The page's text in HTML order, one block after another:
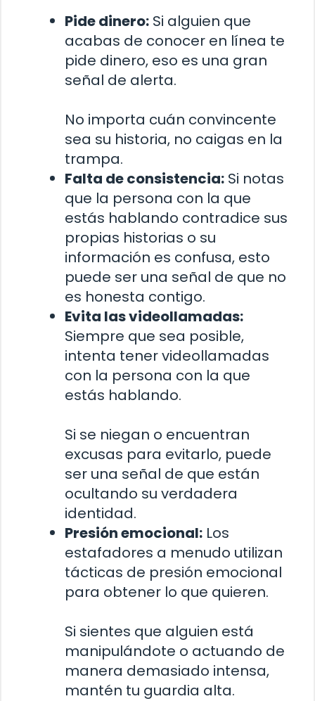
Pide dinero: Si alguien que
acabas de conocer en línea te
pide dinero, eso es una gran
señal de alerta.
No importa cuán convincente
sea su historia, no caigas en la
trampa.
Falta de consistencia: Si notas
que la persona con la que
estás hablando contradice sus
propias historias o su
información es confusa, esto
puede ser una señal de que no
es honesta contigo.
Evita las videollamadas:
Siempre que sea posible,
intenta tener videollamadas
con la persona con la que
estás hablando.
Si se niegan o encuentran
excusas para evitarlo, puede
ser una señal de que están
ocultando su verdadera
identidad.
Presión emocional: Los
estafadores a menudo utilizan
tácticas de presión emocional
para obtener lo que quieren.
Si sientes que alguien está
manipulándote o actuando de
manera demasiado intensa,
mantén tu guardia alta.